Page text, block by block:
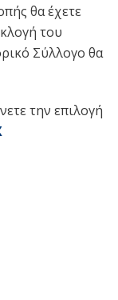
θα έχετε
του
Σύλλογο θα
την επιλογή